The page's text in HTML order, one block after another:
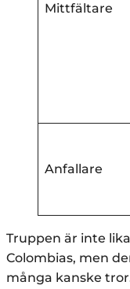
Mittfältare
Anfallare
Truppen är inte
Colombias, men
många kanske